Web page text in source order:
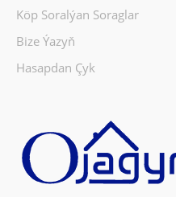
Köp Soralýan Soraglar
Bize Ýazyň
Hasapdan Çyk